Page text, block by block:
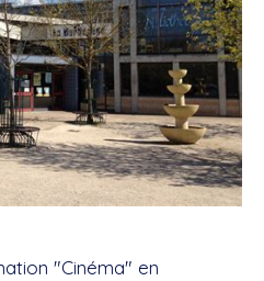
"Cinéma" en